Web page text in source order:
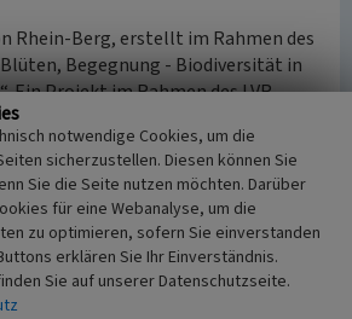
Rhein-Berg, erstellt im Rahmen des
Begegnung - Biodiversität in
Ein Projekt im Rahmen des LVR-
2021)
von Olpe (abgerufen
(Kürten) (abgerufen 21.12.2021)
notwendige Cookies, um die
sicherzustellen. Diesen können Sie
Sie die Seite nutzen möchten. Darüber
für eine Webanalyse, um die
zu optimieren, sofern Sie einverstanden
erklären Sie Ihr Einverständnis.
Sie auf unserer Datenschutzseite.